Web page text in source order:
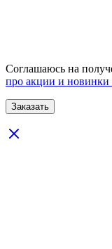
Соглашаюсь на
про акции и